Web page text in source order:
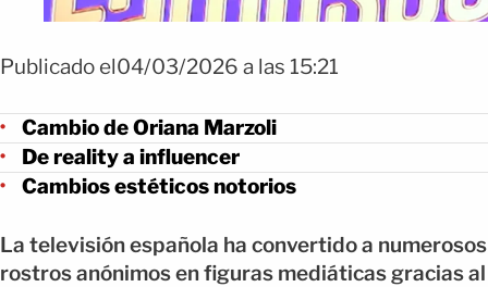
Publicado el04/03/2026 a las 15:21
Cambio de Oriana Marzoli
De reality a influencer
Cambios estéticos notorios
La televisión española ha convertido a numerosos
rostros anónimos en figuras mediáticas gracias al